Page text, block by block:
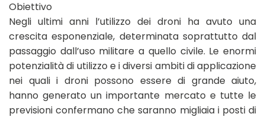
Obiettivo
Negli ultimi anni l’utilizzo dei droni ha avuto una
crescita esponenziale, determinata soprattutto dal
passaggio dall’uso militare a quello civile. Le enormi
potenzialità di utilizzo e i diversi ambiti di applicazione
nei quali i droni possono essere di grande aiuto,
hanno generato un importante mercato e tutte le
previsioni confermano che saranno migliaia i posti di